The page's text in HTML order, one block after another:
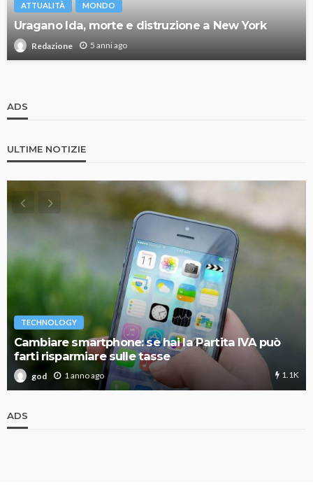
ATTUALITÀ MONDO
Uragano Ida, morte e distruzione a New York
Redazione 5 anni ago
ADS
ULTIME NOTIZIE
TECHNOLOGY
Cambiare smartphone: se hai la Partita IVA può
farti risparmiare sulle tasse
god 1 anno ago 1.1K
ADS